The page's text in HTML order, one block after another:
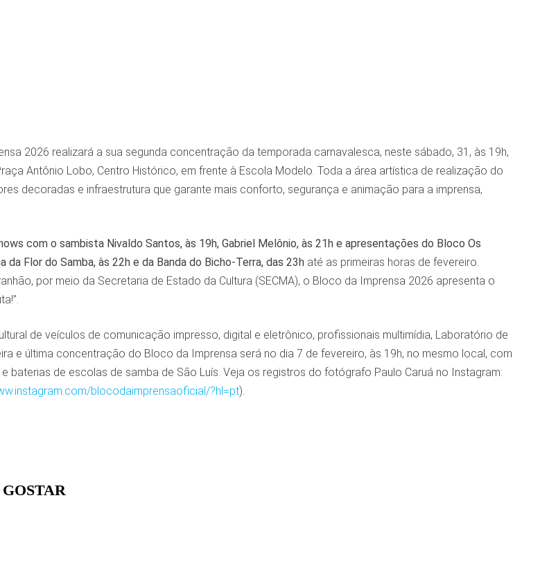
2026 realizará a sua segunda concentração da temporada carnavalesca, neste sábado, 31, às 19h,
Antônio Lobo, Centro Histórico, em frente à Escola Modelo. Toda a área artística de realização do
decoradas e infraestrutura que garante mais conforto, segurança e animação para a imprensa,
com o sambista Nivaldo Santos, às 19h, Gabriel Melônio, às 21h e apresentações do Bloco Os
da Flor do Samba, às 22h e da Banda do Bicho-Terra, das 23haté as primeiras horas de fevereiro.
por meio da Secretaria de Estado da Cultura (SECMA), o Bloco da Imprensa 2026 apresenta o
de veículos de comunicação impresso, digital e eletrônico, profissionais multimídia, Laboratório de
e última concentração do Bloco da Imprensa será no dia 7 de fevereiro, às 19h, no mesmo local, com
baterias de escolas de samba de São Luís. Veja os registros do fotógrafo Paulo Caruá no Instagram:
blocodaimprensaoficial/?hl=pt).